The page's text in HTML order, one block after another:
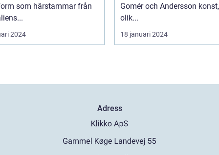
som härstammar från
2024
Gomér och Andersson
olik...
18 januari 2024
Adress